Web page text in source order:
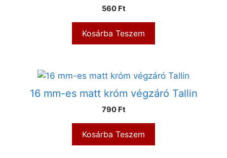
560 Ft
Kosárba Teszem
16 mm-es matt króm végzáró Tallin
790 Ft
Kosárba Teszem